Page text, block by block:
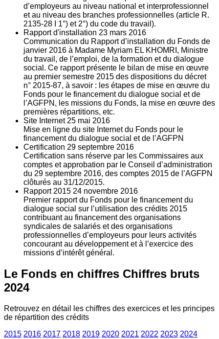
d’employeurs au niveau national et interprofessionnel
et au niveau des branches professionnelles (article R.
2135‐28 I 1°) et 2°) du code du travail).
Rapport d'installation 23 mars 2016
Communication du Rapport d’installation du Fonds de
janvier 2016 à Madame Myriam EL KHOMRI, Ministre
du travail, de l’emploi, de la formation et du dialogue
social. Ce rapport présente le bilan de mise en œuvre
au premier semestre 2015 des dispositions du décret
n° 2015-87, à savoir : les étapes de mise en œuvre du
Fonds pour le financement du dialogue social et de
l’AGFPN, les missions du Fonds, la mise en œuvre des
premières répartitions, etc.
Site Internet 25 mai 2016
Mise en ligne du site Internet du Fonds pour le
financement du dialogue social et de l’AGFPN
Certification 29 septembre 2016
Certification sans réserve par les Commissaires aux
comptes et approbation par le Conseil d’administration
du 29 septembre 2016, des comptes 2015 de l’AGFPN
clôturés au 31/12/2015.
Rapport 2015 24 novembre 2016
Premier rapport du Fonds pour le financement du
dialogue social sur l’utilisation des crédits 2015
contribuant au financement des organisations
syndicales de salariés et des organisations
professionnelles d’employeurs pour leurs activités
concourant au développement et à l’exercice des
missions d’intérêt général.
Le Fonds en chiffres Chiffres bruts
2024
Retrouvez en détail les chiffres des exercices et les principes
de répartition des crédits
2015 2016 2017 2018 2019 2020 2021 2022 2023 2024